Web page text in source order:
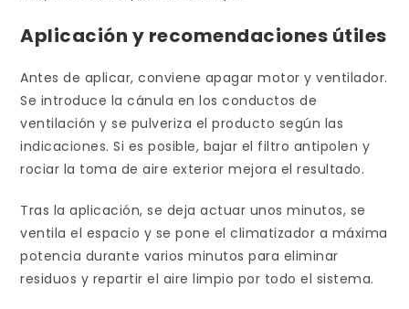
Aplicación y recomendaciones útiles
Antes de aplicar, conviene apagar motor y ventilador.
Se introduce la cánula en los conductos de
ventilación y se pulveriza el producto según las
indicaciones. Si es posible, bajar el filtro antipolen y
rociar la toma de aire exterior mejora el resultado.
Tras la aplicación, se deja actuar unos minutos, se
ventila el espacio y se pone el climatizador a máxima
potencia durante varios minutos para eliminar
residuos y repartir el aire limpio por todo el sistema.